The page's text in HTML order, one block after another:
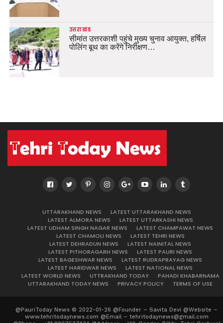
उत्तराखंड
सीमांत उत्तरकाशी पहुंचे मुख्य चुनाव आयुक्त, हर्षिल
पोलिंग बूथ का करेंगे निरीक्षण…
UTTARAKHAND NEWS
LATEST UTTARAKHAND NEWS
LATEST ALMORA NEWS
LATEST UTTARKASHI NEWS
LATEST UDHAM SINGH NAGAR NEWS
LATEST CHAMPAWAT NEWS
LATEST CHAMOLI NEWS
LATEST TEHRI NEWS
LATEST DEHRADUN NEWS
LATEST NAINITAL NEWS
LATEST PITHORAGARH NEWS
LATEST PAURI NEWS
LATEST BAGESHWAR NEWS
LATEST RUDRAPRAYAG NEWS
LATEST HARIDWAR NEWS
LATEST NATIONAL NEWS
LATEST WORLD NEWS
UTTRAKHAND TODAY
PAHADI KHABARNAMA
UTTARAKHAND TODAY NEWS
PRIVACY POLICY TERMS OF USE
@PauriToday News © 2022-01-26 @Founder – Savita Devi @Website –
www.tehritodaynews.com @Email – tehritodaynews@gmail.com